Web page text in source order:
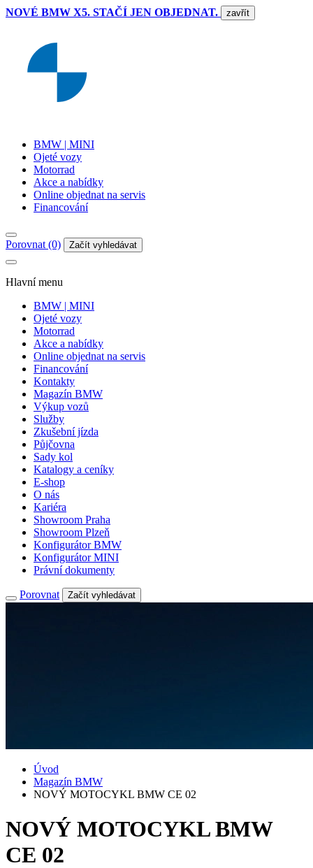
NOVÉ BMW X5. STAČÍ JEN OBJEDNAT. zavřít
BMW | MINI
Ojeté vozy
Motorrad
Akce a nabídky
Online objednat na servis
Financování
Porovnat (0) Začít vyhledávat
Hlavní menu
BMW | MINI
Ojeté vozy
Motorrad
Akce a nabídky
Online objednat na servis
Financování
Kontakty
Magazín BMW
Výkup vozů
Služby
Zkušební jízda
Půjčovna
Sady kol
Katalogy a ceníky
E-shop
O nás
Kariéra
Showroom Praha
Showroom Plzeň
Konfigurátor BMW
Konfigurátor MINI
Právní dokumenty
Porovnat Začít vyhledávat
Úvod
Magazín BMW
NOVÝ MOTOCYKL BMW CE 02
NOVÝ MOTOCYKL BMW
CE 02